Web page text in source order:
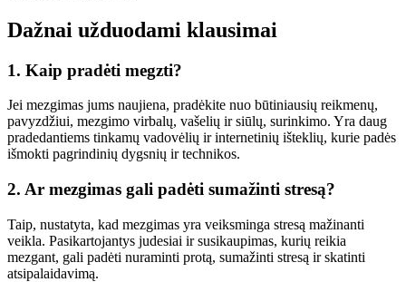
Dažnai užduodami klausimai
1. Kaip pradėti megzti?
Jei mezgimas jums naujiena, pradėkite nuo būtiniausių reikmenų,
pavyzdžiui, mezgimo virbalų, vašelių ir siūlų, surinkimo. Yra daug
pradedantiems tinkamų vadovėlių ir internetinių išteklių, kurie padės
išmokti pagrindinių dygsnių ir technikos.
2. Ar mezgimas gali padėti sumažinti stresą?
Taip, nustatyta, kad mezgimas yra veiksminga stresą mažinanti
veikla. Pasikartojantys judesiai ir susikaupimas, kurių reikia
mezgant, gali padėti nuraminti protą, sumažinti stresą ir skatinti
atsipalaidavimą.